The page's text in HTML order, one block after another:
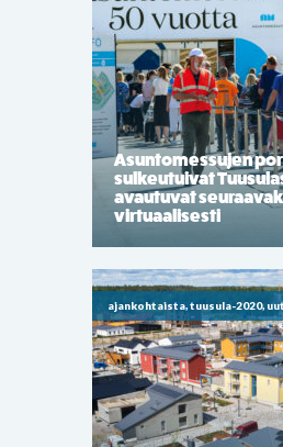
Asuntomessujen
sulkeutuivat
avautuvat
virtuaalisesti
ajankohtaista, tuusula-2020,